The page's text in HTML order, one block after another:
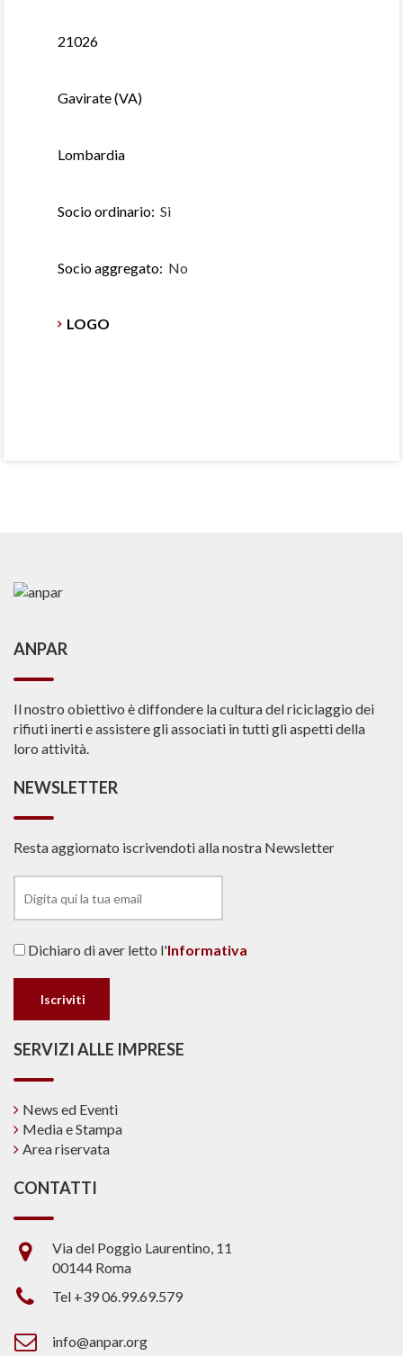
21026
Gavirate (VA)
Lombardia
Socio ordinario: Si
Socio aggregato: No
LOGO
ANPAR
Il nostro obiettivo è diffondere la cultura del riciclaggio dei
rifiuti inerti e assistere gli associati in tutti gli aspetti della
loro attività.
NEWSLETTER
Resta aggiornato iscrivendoti alla nostra Newsletter
Dichiaro di aver letto l'Informativa
SERVIZI ALLE IMPRESE
News ed Eventi
Media e Stampa
Area riservata
CONTATTI
Via del Poggio Laurentino, 11
00144 Roma
Tel +39 06.99.69.579
info@anpar.org